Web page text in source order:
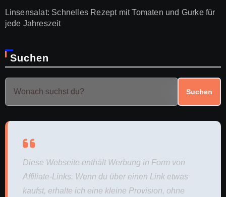
Linsensalat: Schnelles Rezept mit Tomaten und Gurke für
jede Jahreszeit
Suchen
Suchen
Diese Webseite enthält Werbung in Form von
Affiliate-Links. Wenn du über einen Link etwas
kaufst, erhalte ich eine kleine Provision, ohne